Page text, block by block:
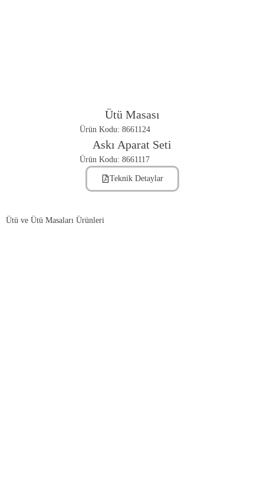
Ütü Masası
Ürün Kodu: 8661124
Askı Aparat Seti
Ürün Kodu: 8661117
Teknik Detaylar
Ütü ve Ütü Masaları Ürünleri